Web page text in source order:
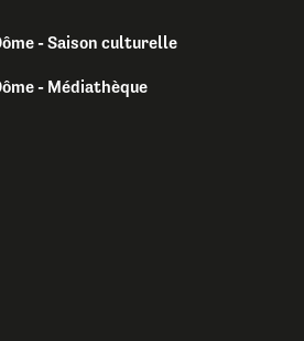
- Saison culturelle
- Médiathèque